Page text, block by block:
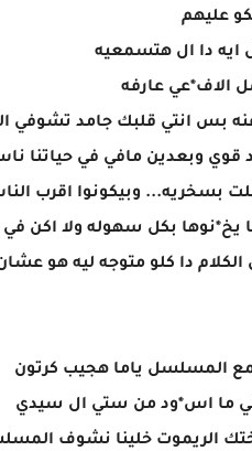
عليهم
دا ال هتسمعيه
عارفه
بس انتي قلبك جامد تشوفي
وبعدين مافي في حياتنا
بسخريه... وبيكونوا اقرب
يخ*نوها بكل سهوله ولا اكن
دا كلو متوجه ليه هو
ياما هجيب كرتون
ما اس*ود من ستي ال سيدي
الريموت خلينا نشوف